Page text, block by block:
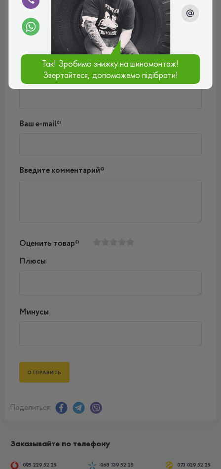
Рейтинг:
(5.0)
04.11.2024, 14:50
Написать комментарий
Имя*
Ваш e-mail*
Введите комментарий*
Оценить товар*
Плюсы
Минусы
Поделиться:
Заказывайте по телефону
095 229 52 25 068 139 52 25 073 029 52 25
Так! Зробимо знижку на шиномонтаж!
Звертайтеся, допоможемо підібрати!